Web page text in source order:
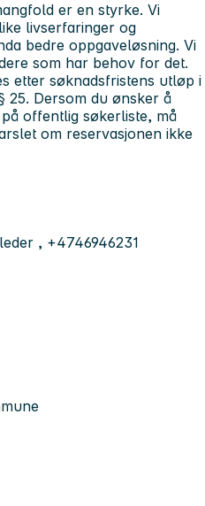
er en styrke. Vi
livserfaringer og
bedre oppgaveløsning. Vi
som har behov for det.
etter søknadsfristens utløp i
25. Dersom du ønsker å
offentlig søkerliste, må
om reservasjonen ikke
, +4746946231